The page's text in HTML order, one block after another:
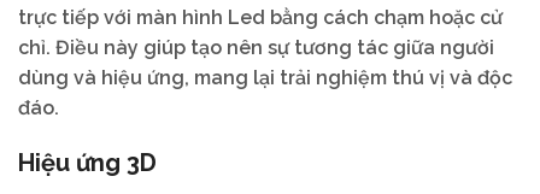
trực tiếp với màn hình Led bằng cách chạm hoặc cử
chỉ. Điều này giúp tạo nên sự tương tác giữa người
dùng và hiệu ứng, mang lại trải nghiệm thú vị và độc
đáo.
Hiệu ứng 3D